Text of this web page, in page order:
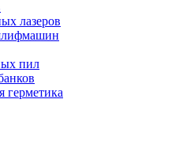
лазеров
пил
герметика